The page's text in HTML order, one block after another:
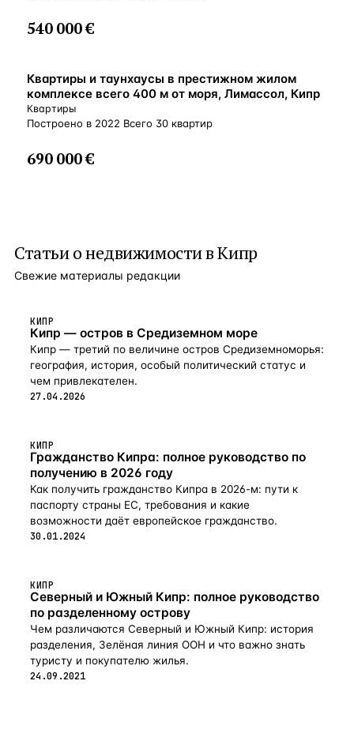
540 000 €
ВНЖ
Квартиры и таунхаусы в престижном жилом
комплексе всего 400 м от моря, Лимассол, Кипр
Квартиры
Построено в 2022 Всего 30 квартир
690 000 €
Статьи онедвижимости в Кипр
Свежие материалы редакции
КИПР
Кипр — остров в Средиземном море
Кипр — третий по величине остров Средиземноморья:
география, история, особый политический статус и
чем привлекателен.
27.04.2026
КИПР
Гражданство Кипра: полное руководство по
получению в 2026 году
Как получить гражданство Кипра в 2026-м: пути к
паспорту страны ЕС, требования и какие
возможности даёт европейское гражданство.
30.01.2024
КИПР
Северный и Южный Кипр: полное руководство
по разделенному острову
Чем различаются Северный и Южный Кипр: история
разделения, Зелёная линия ООН и что важно знать
туристу и покупателю жилья.
24.09.2021